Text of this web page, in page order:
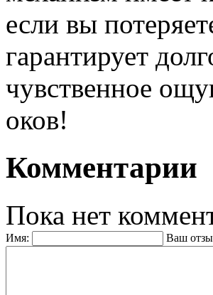
если вы
гарантирует
чувственное
оков!
Комментарии
Пока нет
Имя: Ваш